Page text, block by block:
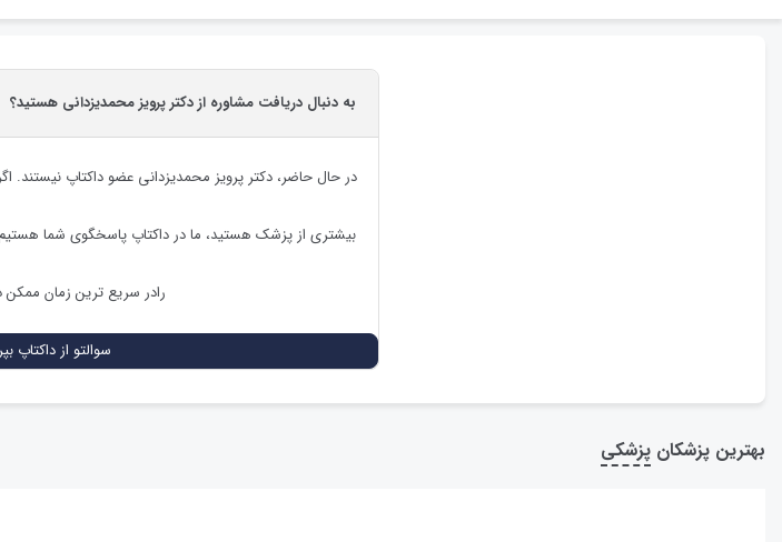
به دنبال دریافت مشاوره از دکتر پرویز محمدیزدانی هستید؟
در حال حاضر، دکتر پرویز محمدیزدانی عضو داکتاپ نیستند.
بیشتری از پزشک هستید، ما در داکتاپ پاسخگوی شما
رادر سریع ترین زمان ممکن
سوالتو از داکتاپ
بهترین پزشکان پزشکی